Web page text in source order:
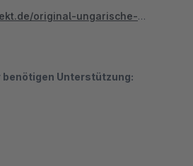
original-ungarische-
benötigen Unterstützung: